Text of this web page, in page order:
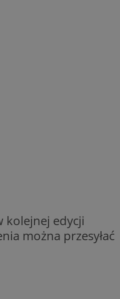
kolejnej edycji
można przesyłać